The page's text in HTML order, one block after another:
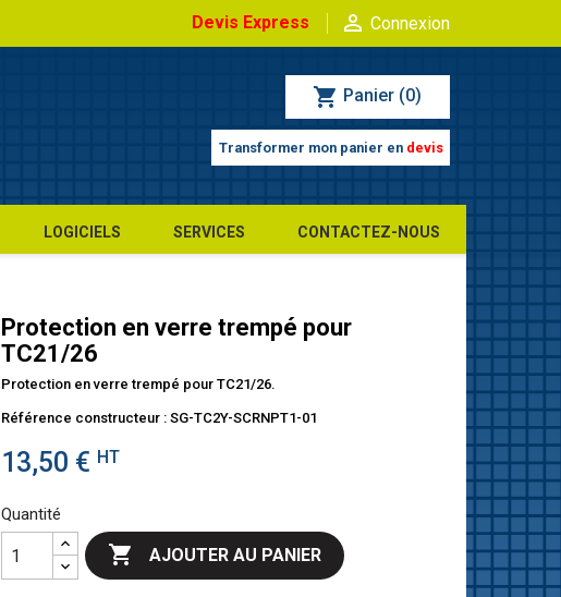
Devis Express  Connexion
shopping_cart Panier (0)
Transformer mon panier en devis
LOGICIELS SERVICES CONTACTEZ-NOUS
Protection en verre trempé pour
TC21/26
Protection en verre trempé pour TC21/26.
Référence constructeur : SG-TC2Y-SCRNPT1-01
13,50 € HT
Quantité
 AJOUTER AU PANIER